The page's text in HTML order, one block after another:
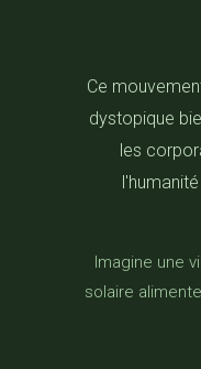
Ce
dystopique
les
Imagine une
solaire